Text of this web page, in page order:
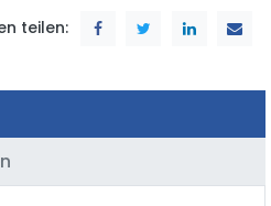
teilen: